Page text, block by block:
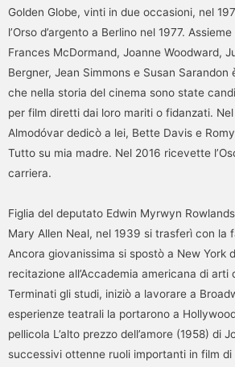
Golden Globe, vinti in due occasioni, nel
l’Orso d’argento a Berlino nel 1977.
Frances McDormand, Joanne Woodward,
Bergner, Jean Simmons e Susan
che nella storia del cinema sono state
per film diretti dai loro mariti o fidanzati.
Almodóvar dedicò a lei, Bette Davis e
Tutto su mia madre. Nel 2016 ricevette
carriera.
Figlia del deputato Edwin Myrwyn
Mary Allen Neal, nel 1939 si trasferì con la
Ancora giovanissima si spostò a New York
recitazione all’Accademia americana di arti
Terminati gli studi, iniziò a lavorare a
esperienze teatrali la portarono a
pellicola L’alto prezzo dell’amore (1958) di
successivi ottenne ruoli importanti in film